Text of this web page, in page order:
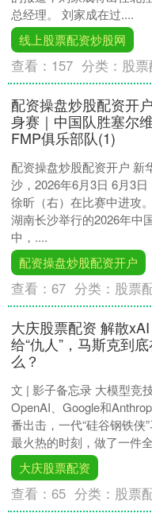
总经理。 刘家成在过....
线上股票配资炒股网
查看： 157 分类： 股
配资操盘炒股配资开
身赛｜中国队胜塞尔
FMP俱乐部队(1)
配资操盘炒股配资开户 新
沙，2026年6月3日 6月3
徐昕（右）在比赛中进攻
湖南长沙举行的2026年中
中，....
配资操盘炒股配资开户
查看：67 分类： 股票
大庆股票配资 解散
给“仇人”，马斯克到
么？
文 | 影子备忘录 大模型竞
OpenAI、Google和
番出击，一代“硅谷钢铁侠
最火热的时刻，做了一件
大庆股票配资
查看：65 分类： 股票